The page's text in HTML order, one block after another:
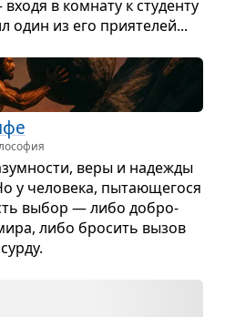
в ком­нату к сту­денту
один из его при­я­те­лей...
веры и наде­жды
у чело­века, пыта­ю­ще­гося
выбор — либо добро­
либо бро­сить вызов